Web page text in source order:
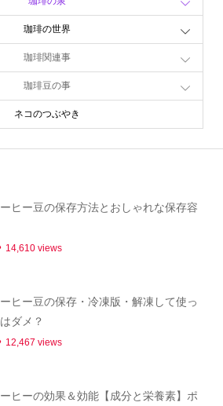
珈琲の世界
珈琲関連事
珈琲豆の事
ネコのつぶやき
ヒー豆の保存方法とおしゃれな保存容
14,610 views
ヒー豆の保存・冷凍版・解凍して使っ
ダメ？
12,467 views
ヒーの効果＆効能【成分と栄養素】ポ